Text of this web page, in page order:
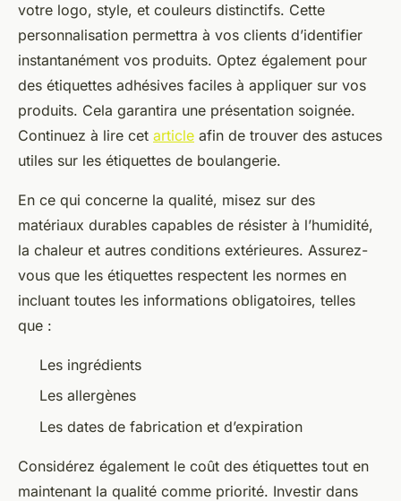
votre logo, style, et couleurs distinctifs. Cette
personnalisation permettra à vos clients d’identifier
instantanément vos produits. Optez également pour
des étiquettes adhésives faciles à appliquer sur vos
produits. Cela garantira une présentation soignée.
Continuez à lire cet article afin de trouver des astuces
utiles sur les étiquettes de boulangerie.
En ce qui concerne la qualité, misez sur des
matériaux durables capables de résister à l’humidité,
la chaleur et autres conditions extérieures. Assurez-
vous que les étiquettes respectent les normes en
incluant toutes les informations obligatoires, telles
que :
Les ingrédients
Les allergènes
Les dates de fabrication et d’expiration
Considérez également le coût des étiquettes tout en
maintenant la qualité comme priorité. Investir dans